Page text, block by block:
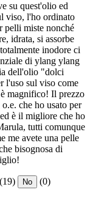
su quest'olio ed
viso, l'ho ordinato
pelli miste nonché
idrata, si assorbe
inodore ci
di ylang ylang
dell'olio "dolci
l'uso sul viso come
magnifico! Il prezzo
che ho usato per
è il migliore che ho
tutti comunque
me avete una pelle
bisognosa di
(19) No (0)